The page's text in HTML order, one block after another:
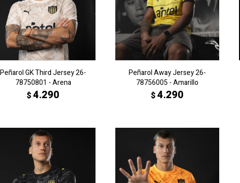
Peñarol GK Third Jersey 26-
78750801 - Arena
$4.290
Peñarol Away Jersey 26-
78756005 - Amarillo
$4.290